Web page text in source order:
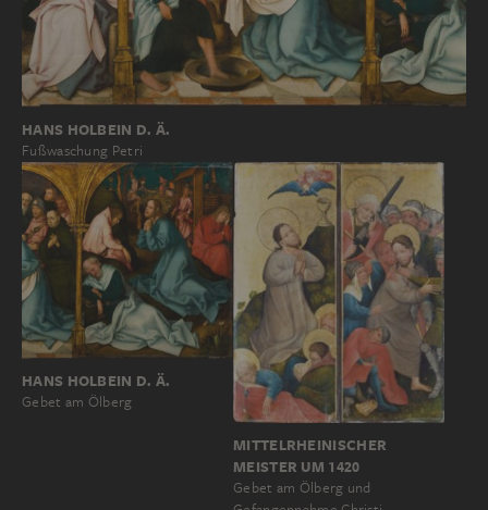
HANS HOLBEIN D. Ä.
Fußwaschung Petri
HANS HOLBEIN D. Ä.
Gebet am Ölberg
MITTELRHEINISCHER
MEISTER UM 1420
Gebet am Ölberg und